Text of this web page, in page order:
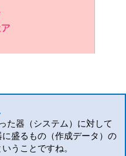
た器（システム）に対して
盛るもの（作成データ）の
うことですね。